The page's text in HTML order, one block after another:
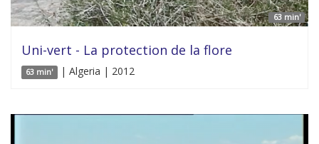
63 min'
Uni-vert - La protection de la flore
63 min' | Algeria | 2012